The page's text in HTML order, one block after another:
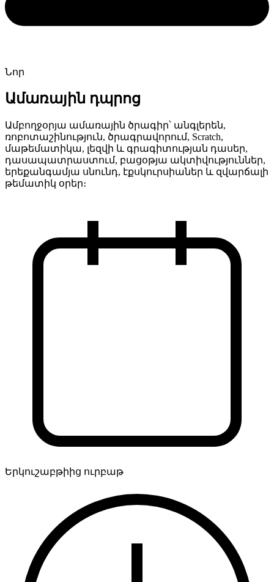
Նոր
Ամառային դպրոց
Ամբողջօրյա ամառային ծրագիր՝ անգլերեն,
ռոբոտաշինություն, ծրագրավորում, Scratch,
մաթեմատիկա, լեզվի և գրագիտության դասեր,
դասապատրաստում, բացօթյա ակտիվություններ,
երեքանգամյա սնունդ, էքսկուրսիաներ և զվարճալի
թեմատիկ օրեր։
Երկուշաբթիից ուրբաթ